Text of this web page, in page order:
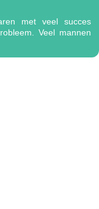
met veel succes
Veel mannen